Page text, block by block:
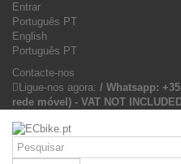
Entrar
Português PT
English
Português PT
Contacte-nos
Ligue-nos agora: / Whatsapp:
rede móvel) - VAT NOT